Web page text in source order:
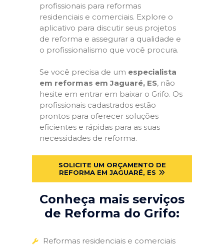
profissionais para reformas
residenciais e comerciais. Explore o
aplicativo para discutir seus projetos
de reforma e assegurar a qualidade e
o profissionalismo que você procura.
Se você precisa de um especialista
em reformas em Jaguaré, ES, não
hesite em entrar em baixar o Grifo. Os
profissionais cadastrados estão
prontos para oferecer soluções
eficientes e rápidas para as suas
necessidades de reforma.
SOLICITE UM ORÇAMENTO DE
REFORMA EM JAGUARÉ, ES
Conheça mais serviços
de Reforma do Grifo:
Reformas residenciais e comerciais